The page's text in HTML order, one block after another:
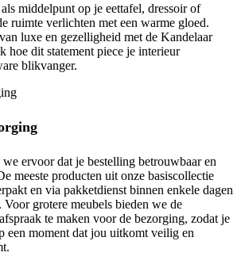
middelpunt op je eettafel, dressoir of
ruimte verlichten met een warme gloed.
luxe en gezelligheid met de Kandelaar
hoe dit statement piece je interieur
blikvanger.
ervoor dat je bestelling betrouwbaar en
meeste producten uit onze basiscollectie
en via pakketdienst binnen enkele dagen
grotere meubels bieden we de
te maken voor de bezorging, zodat je
een moment dat jou uitkomt veilig en